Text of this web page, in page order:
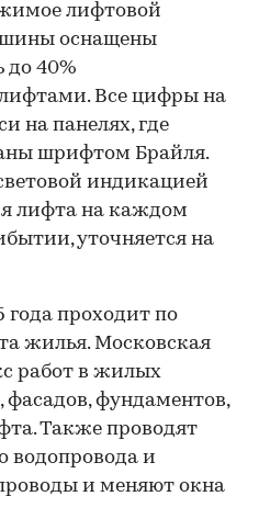
лифтовой
оснащены
до 40%
Все цифры на
на панелях, где
шрифтом Брайля.
индикацией
лифта на каждом
уточняется на
года проходит по
жилья. Московская
работ в жилых
фундаментов,
Также проводят
водопровода и
и меняют окна